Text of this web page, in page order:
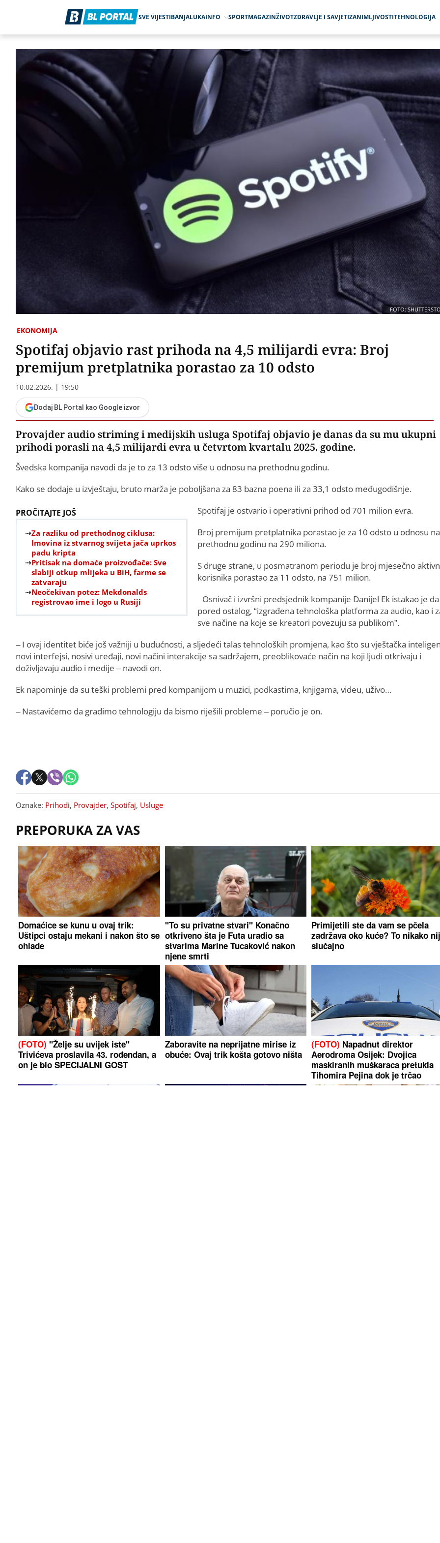
SVE VIJESTIBANJALUKAINFO SPORTMAGAZINŽIVOTZDRAVLJE I SAVJETIZANIMLJIVOSTITEHNOLOGIJA
FOTO:
EKONOMIJA
Spotifaj objavio rast prihoda na 4,5 milijardi evra: Broj
premijum pretplatnika porastao za 10 odsto
10.02.2026. | 19:50
Dodaj BL Portal kao Google izvor
Provajder audio striming i medijskih usluga Spotifaj objavio je danas da su mu ukupni
prihodi porasli na 4,5 milijardi evra u četvrtom kvartalu 2025. godine.
Švedska kompanija navodi da je to za 13 odsto više u odnosu na prethodnu godinu.
Kako se dodaje u izvještaju, bruto marža je poboljšana za 83 bazna poena ili za 33,1 odsto međugodišnje.
PROČITAJTE JOŠ
Za razliku od prethodnog ciklusa:
Imovina iz stvarnog svijeta jača uprkos
padu kripta
Pritisak na domaće proizvođače: Sve
slabiji otkup mlijeka u BiH, farme se
zatvaraju
Neočekivan potez: Mekdonalds
registrovao ime i logo u Rusiji
Spotifaj je ostvario i operativni prihod od 701 milion evra.
Broj premijum pretplatnika porastao je za 10 odsto u odnosu na
prethodnu godinu na 290 miliona.
S druge strane, u posmatranom periodu je broj mjesečno
korisnika porastao za 11 odsto, na 751 milion.
Osnivač i izvršni predsjednik kompanije Danijel Ek istakao je
pored ostalog, “izgrađena tehnološka platforma za audio, kao i
sve načine na koje se kreatori povezuju sa publikom”.
– I ovaj identitet biće još važniji u budućnosti, a sljedeći talas tehnoloških promjena, kao što su vještačka
novi interfejsi, nosivi uređaji, novi načini interakcije sa sadržajem, preoblikovaće način na koji ljudi otkrivaju i
doživljavaju audio i medije – navodi on.
Ek napominje da su teški problemi pred kompanijom u muzici, podkastima, knjigama, videu, uživo…
– Nastavićemo da gradimo tehnologiju da bismo riješili probleme – poručio je on.
Oznake: Prihodi, Provajder, Spotifaj, Usluge
PREPORUKA ZA VAS
Domaćice se kunu u ovaj trik:
Uštipci ostaju mekani i nakon što se
ohlade
"To su privatne stvari" Konačno
otkriveno šta je Futa uradio sa
stvarima Marine Tucaković nakon
njene smrti
Primijetili ste da vam se pčela
zadržava oko kuće? To nikako
slučajno
(FOTO) "Želje su uvijek iste"
Trivićeva proslavila 43. rođendan, a
on je bio SPECIJALNI GOST
Zaboravite na neprijatne mirise iz
obuće: Ovaj trik košta gotovo ništa
(FOTO) Napadnut direktor
Aerodroma Osijek: Dvojica
maskiranih muškaraca pretukla
Tihomira Pejina dok je trčao